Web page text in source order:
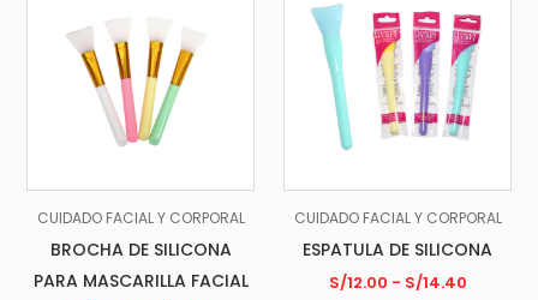
CUIDADO FACIAL Y CORPORAL
BROCHA DE SILICONA
PARA MASCARILLA FACIAL
CUIDADO FACIAL Y CORPORAL
ESPATULA DE SILICONA
S/12.00 - S/14.40